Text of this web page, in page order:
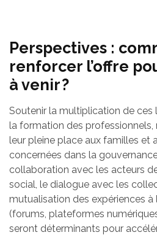
Perspectives :
renforcer l’offre
à venir ?
Soutenir la multiplication de ces
la formation des professionnels,
leur pleine place aux familles et
concernées dans la
collaboration avec les acteurs
social, le dialogue avec les
mutualisation des expériences à
(forums, plateformes
seront déterminants pour